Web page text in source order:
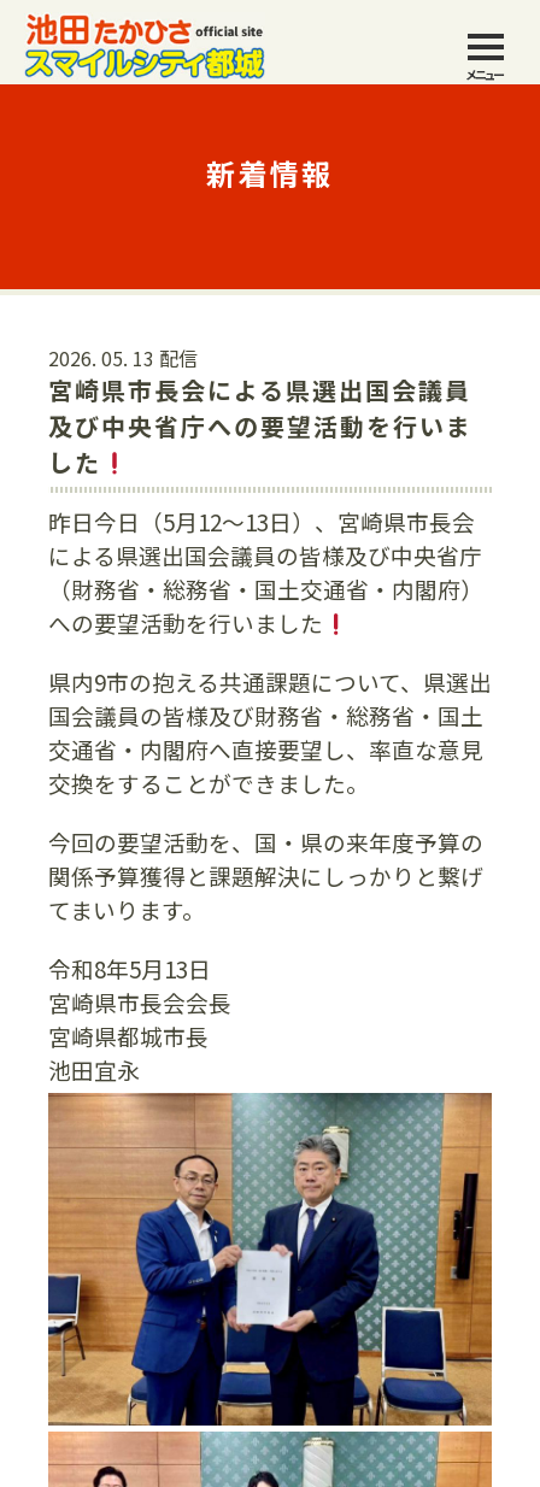
メニュー
新着情報
2026. 05. 13 配信
宮崎県市長会による県選出国会議員
及び中央省庁への要望活動を行いま
した
昨日今日（5月12〜13日）、宮崎県市長会
による県選出国会議員の皆様及び中央省庁
（財務省・総務省・国土交通省・内閣府）
への要望活動を行いました
県内9市の抱える共通課題について、県選出
国会議員の皆様及び財務省・総務省・国土
交通省・内閣府へ直接要望し、率直な意見
交換をすることができました。
今回の要望活動を、国・県の来年度予算の
関係予算獲得と課題解決にしっかりと繋げ
てまいります。
令和8年5月13日
宮崎県市長会会長
宮崎県都城市長
池田宜永